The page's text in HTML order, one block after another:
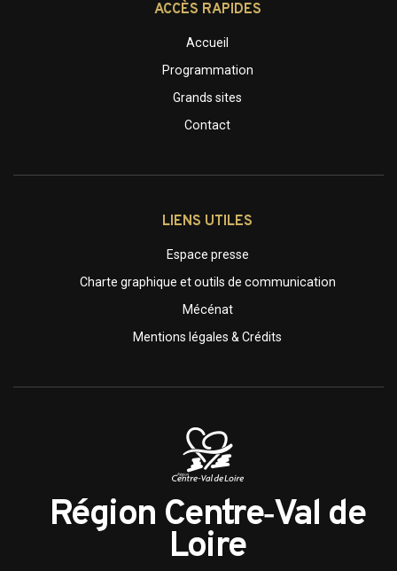
ACCÈS RAPIDES
Accueil
Programmation
Grands sites
Contact
LIENS UTILES
Espace presse
Charte graphique et outils de communication
Mécénat
Mentions légales & Crédits
Région Centre‑Val de
Loire